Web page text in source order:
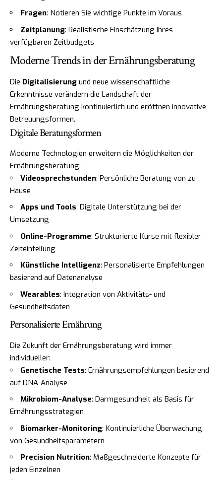
Fragen: Notieren Sie wichtige Punkte im Voraus
Zeitplanung: Realistische Einschätzung Ihres
verfügbaren Zeitbudgets
Moderne Trends in der Ernährungsberatung
Die Digitalisierung und neue wissenschaftliche
Erkenntnisse verändern die Landschaft der
Ernährungsberatung kontinuierlich und eröffnen innovative
Betreuungsformen.
Digitale Beratungsformen
Moderne Technologien erweitern die Möglichkeiten der
Ernährungsberatung:
Videosprechstunden: Persönliche Beratung von zu
Hause
Apps und Tools: Digitale Unterstützung bei der
Umsetzung
Online-Programme: Strukturierte Kurse mit flexibler
Zeiteinteilung
Künstliche Intelligenz: Personalisierte Empfehlungen
basierend auf Datenanalyse
Wearables: Integration von Aktivitäts- und
Gesundheitsdaten
Personalisierte Ernährung
Die Zukunft der Ernährungsberatung wird immer
individueller:
Genetische Tests: Ernährungsempfehlungen basierend
auf DNA-Analyse
Mikrobiom-Analyse: Darmgesundheit als Basis für
Ernährungsstrategien
Biomarker-Monitoring: Kontinuierliche Überwachung
von Gesundheitsparametern
Precision Nutrition: Maßgeschneiderte Konzepte für
jeden Einzelnen